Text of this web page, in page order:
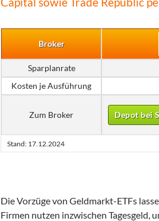
Broker
Sparplanrate
Kosten je Ausführung
Zum Broker Depot bei
Stand: 17.12.2024
Die Vorzüge von Geldmarkt-ETFs
Firmen nutzen inzwischen Tagesgeld,